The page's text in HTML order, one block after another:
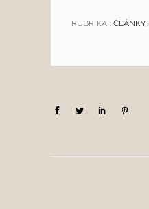
RUBRIKA : ČLÁNKY,